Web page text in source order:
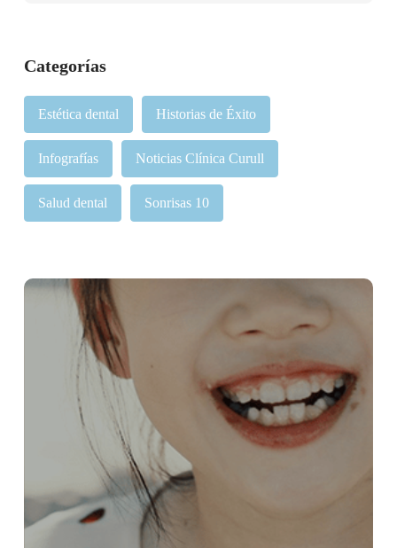
Categorías
Estética dental Historias de Éxito
Infografías Noticias Clínica Curull
Salud dental Sonrisas 10